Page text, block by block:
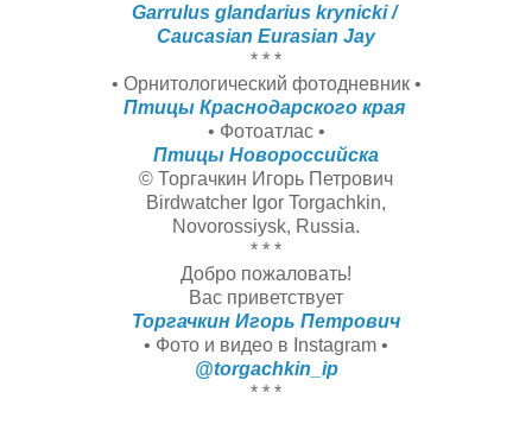
Garrulus glandarius krynicki /
Caucasian Eurasian Jay
* * *
• Орнитологический фотодневник •
Птицы Краснодарского края
• Фотоатлас •
Птицы Новороссийска
© Торгачкин Игорь Петрович
Birdwatcher Igor Torgachkin,
Novorossiysk, Russia.
* * *
Добро пожаловать!
Вас приветствует
Торгачкин Игорь Петрович
• Фото и видео в Instagram •
@torgachkin_ip
* * *